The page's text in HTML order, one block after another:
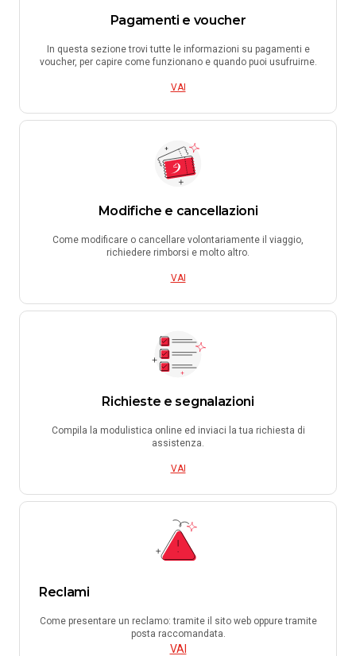
Pagamenti e voucher
In questa sezione trovi tutte le informazioni su pagamenti e
voucher, per capire come funzionano e quando puoi usufruirne.
VAI
Modifiche e cancellazioni
Come modificare o cancellare volontariamente il viaggio,
richiedere rimborsi e molto altro.
VAI
Richieste e segnalazioni
Compila la modulistica online ed inviaci la tua richiesta di
assistenza.
VAI
Reclami
Come presentare un reclamo: tramite il sito web oppure tramite
posta raccomandata.
VAI